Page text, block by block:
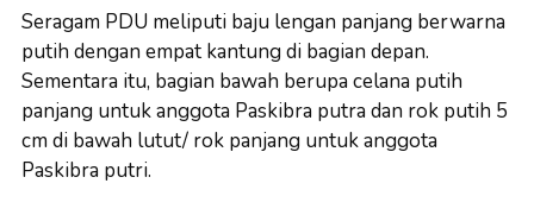
Seragam PDU meliputi baju lengan panjang berwarna
putih dengan empat kantung di bagian depan.
Sementara itu, bagian bawah berupa celana putih
panjang untuk anggota Paskibra putra dan rok putih 5
cm di bawah lutut/ rok panjang untuk anggota
Paskibra putri.